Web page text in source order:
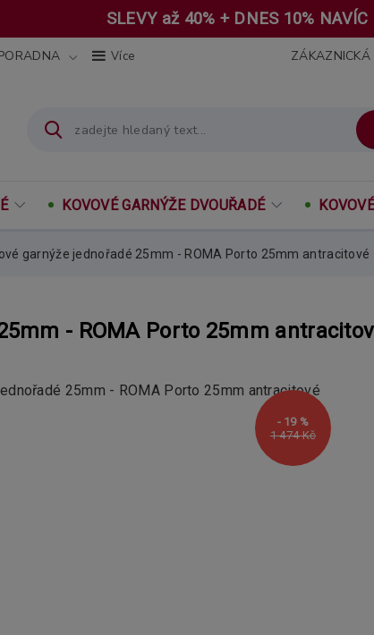
SLEVY až 40% + DNES 10%
Více ZÁKAZNICKÁ
KOVOVÉ GARNÝŽE DVOUŘADÉ
garnýže jednořadé 25mm - ROMA Porto 25mm antracitové
- ROMA Porto 25mm
1 474 Kč
- 19 %